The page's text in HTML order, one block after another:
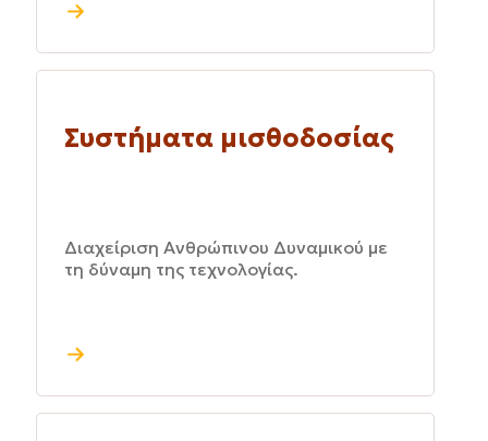
Συστήματα μισθοδοσίας
Διαχείριση Ανθρώπινου Δυναμικού με
τη δύναμη της τεχνολογίας.